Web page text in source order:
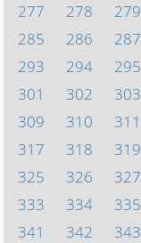
277
278 279
285
286 287
293
294 295
301
302 303
309
310 311
317
318 319
325
326 327
333
334 335
341
342 343